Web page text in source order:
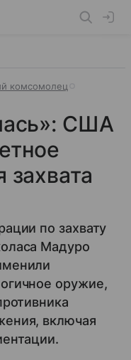
комсомолец
США
по захвату
Мадуро
оружие,
включая